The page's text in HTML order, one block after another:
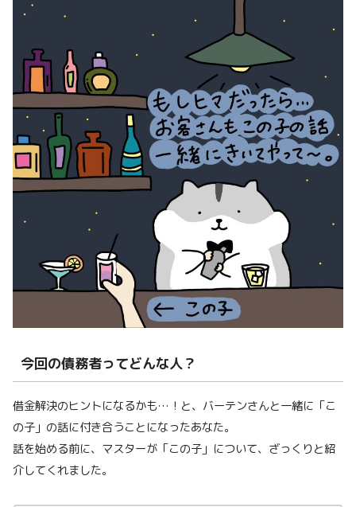
今回の債務者ってどんな人？
借金解決のヒントになるかも…！と、バーテンさんと一緒に「こ
の子」の話に付き合うことになったあなた。
話を始める前に、マスターが「この子」について、ざっくりと紹
介してくれました。